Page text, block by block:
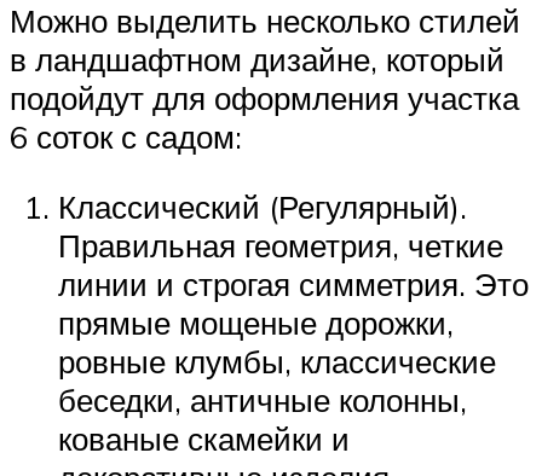
Можно выделить несколько стилей
в ландшафтном дизайне, который
подойдут для оформления участка
6 соток с садом:
Классический (Регулярный).
Правильная геометрия, четкие
линии и строгая симметрия. Это
прямые мощеные дорожки,
ровные клумбы, классические
беседки, античные колонны,
кованые скамейки и